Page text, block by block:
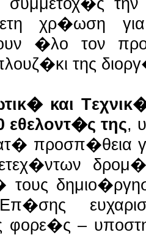
χρ�ωση
�λο τον
της
και
εθελοντ�ς της,
προσπ�θεια
τους
φορε�ς –